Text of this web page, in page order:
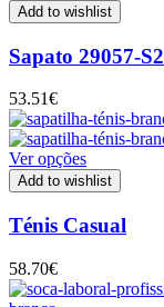
Add to wishlist
Sapato 29057-S2
53.51€
Ver opções
Add to wishlist
Ténis Casual
58.70€